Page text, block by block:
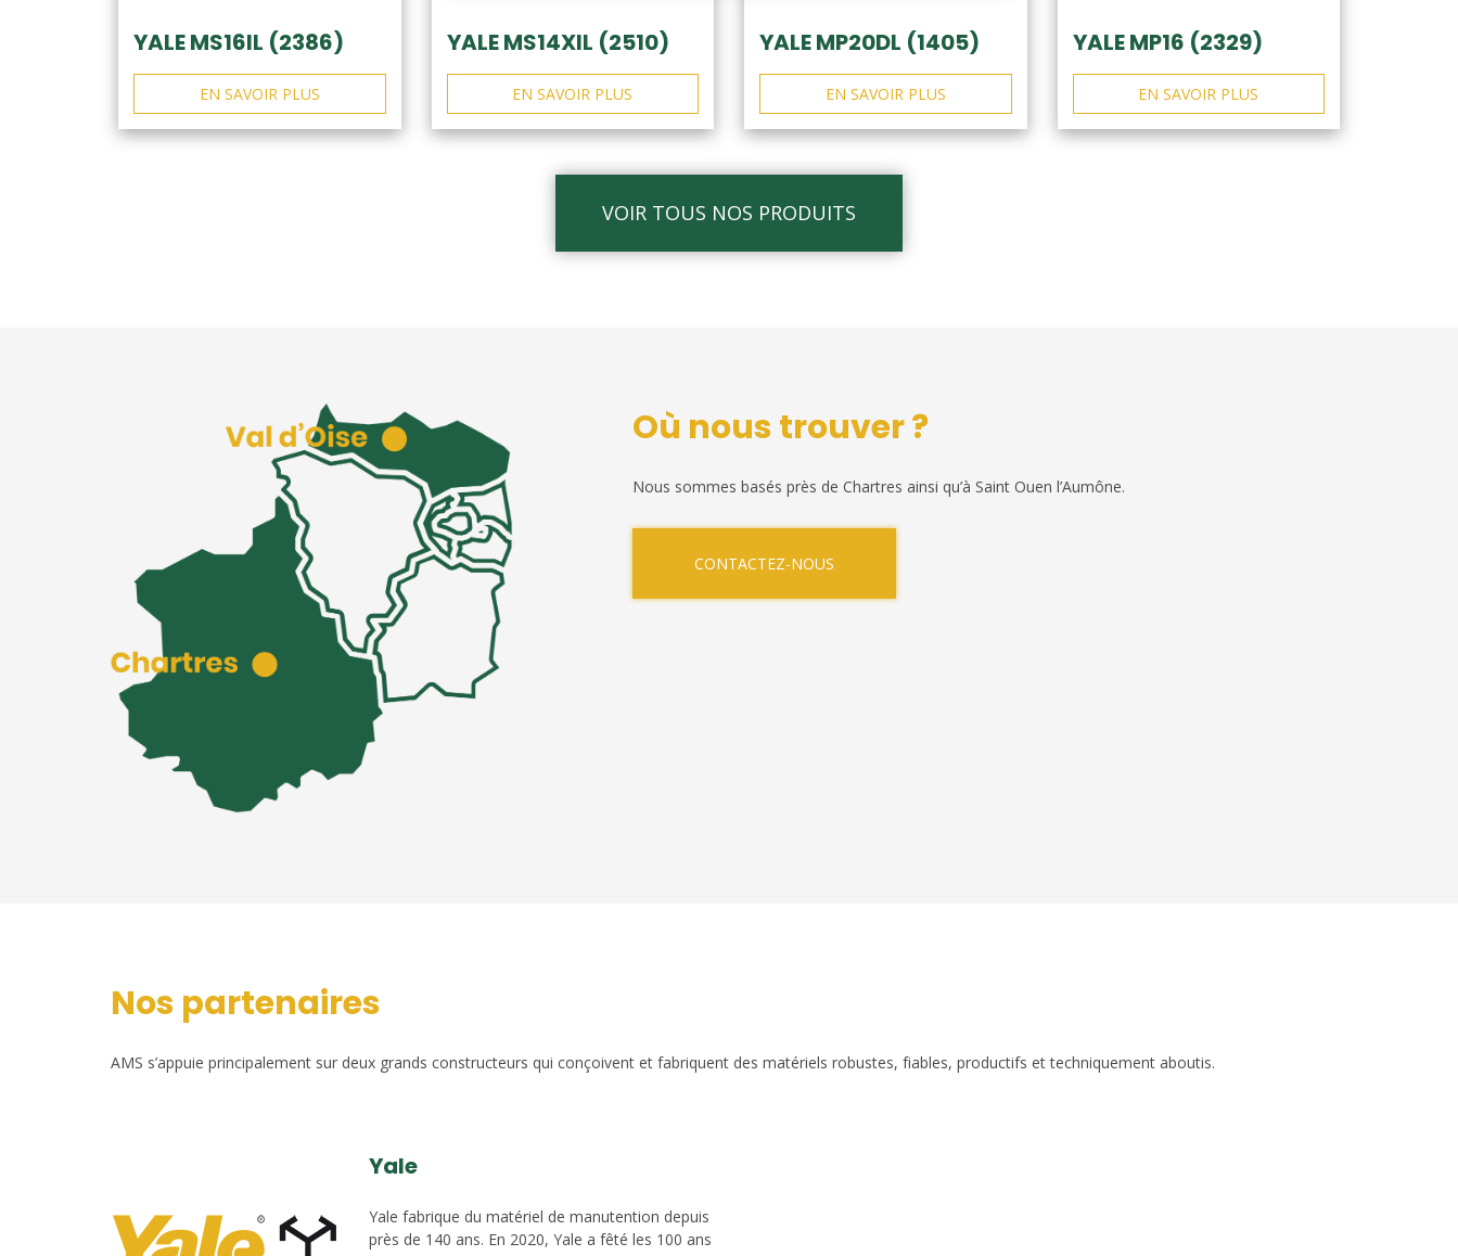
YALE MS16IL (2386)
EN SAVOIR PLUS
YALE MS14XIL (2510)
EN SAVOIR PLUS
YALE MP20DL (1405)
EN SAVOIR PLUS
YALE MP16 (2329)
EN SAVOIR PLUS
VOIR TOUS NOS PRODUITS
Où nous trouver ?
Nous sommes basés près de Chartres ainsi qu’à Saint Ouen l’Aumône.
CONTACTEZ-NOUS
Nos partenaires
AMS s’appuie principalement sur deux grands constructeurs qui conçoivent et fabriquent des matériels robustes, fiables, productifs et techniquement aboutis.
Yale
Yale fabrique du matériel de manutention depuis
près de 140 ans. En 2020, Yale a fêté les 100 ans